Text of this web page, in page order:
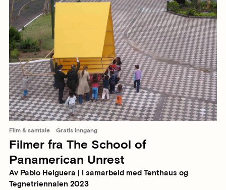
Film & samtale Gratis inngang
Filmer fra The School of
Panamerican Unrest
Av Pablo Helguera | I samarbeid med Tenthaus og
Tegnetriennalen 2023